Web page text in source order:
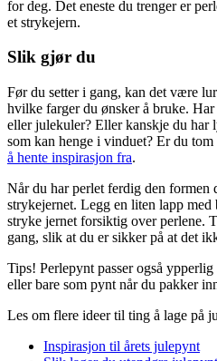
for deg. Det eneste du trenger er
et strykejern.
Slik gjør du
Før du setter i gang, kan det være
hvilke farger du ønsker å bruke.
eller julekuler? Eller kanskje du har
som kan henge i vinduet? Er du
å hente inspirasjon fra.
Når du har perlet ferdig den formen
strykejernet. Legg en liten lapp med
stryke jernet forsiktig over perlene.
gang, slik at du er sikker på at det
Tips! Perlepynt passer også
eller bare som pynt når du pakker
Les om flere ideer til ting å lage på
Inspirasjon til årets julepynt